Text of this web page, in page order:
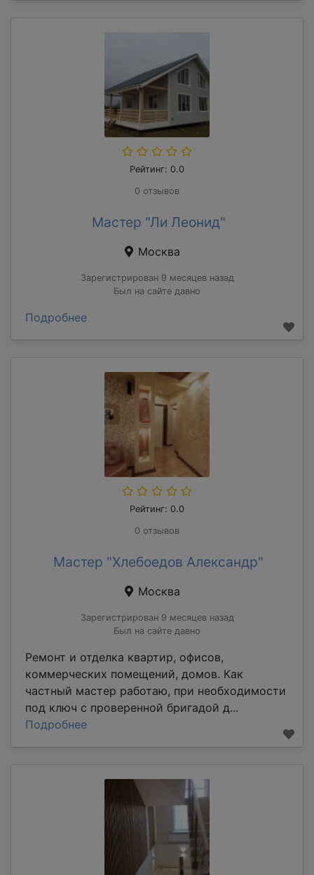
Рейтинг: 0.0
0 отзывов
Мастер "Ли Леонид"
Москва
Зарегистрирован 9 месяцев назад
Был на сайте давно
Подробнее
Рейтинг: 0.0
0 отзывов
Мастер "Хлебоедов Александр"
Москва
Зарегистрирован 9 месяцев назад
Был на сайте давно
Ремонт и отделка квартир, офисов,
коммерческих помещений, домов. Как
частный мастер работаю, при необходимости
под ключ с проверенной бригадой д...
Подробнее